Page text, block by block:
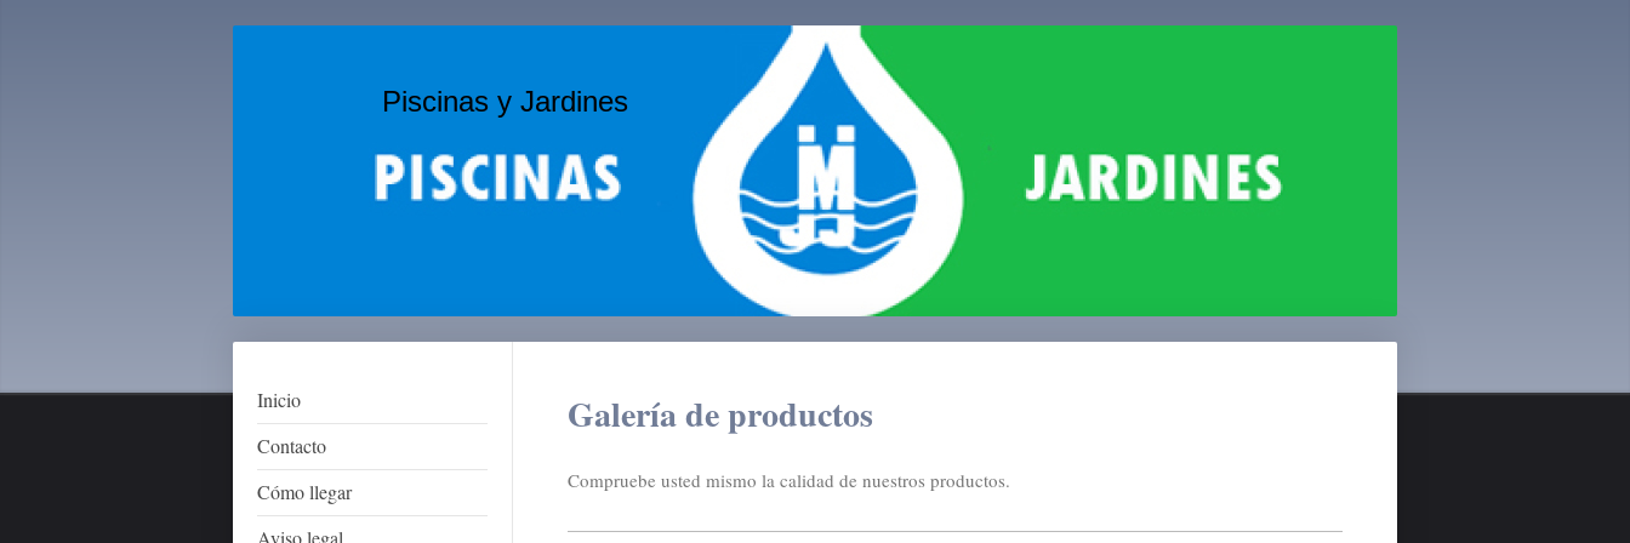
Piscinas y Jardines
Inicio
Contacto
Cómo llegar
Aviso legal
Galería de productos
Compruebe usted mismo la calidad de nuestros productos.